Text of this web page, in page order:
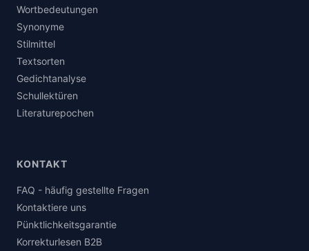
Wortbedeutungen
Synonyme
Stilmittel
Textsorten
Gedichtanalyse
Schullektüren
Literaturepochen
KONTAKT
FAQ - häufig gestellte Fragen
Kontaktiere uns
Pünktlichkeitsgarantie
Korrekturlesen B2B